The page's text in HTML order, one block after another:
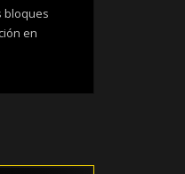
bloques
en